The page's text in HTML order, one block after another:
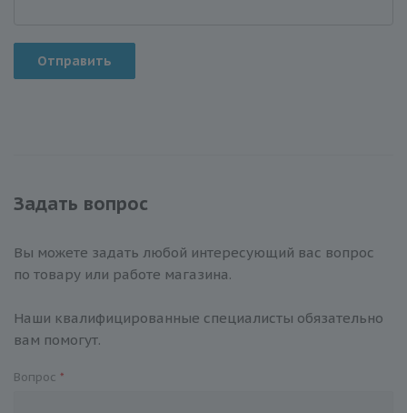
Отправить
Задать вопрос
Вы можете задать любой интересующий вас вопрос
по товару или работе магазина.
Наши квалифицированные специалисты обязательно
вам помогут.
Вопрос *